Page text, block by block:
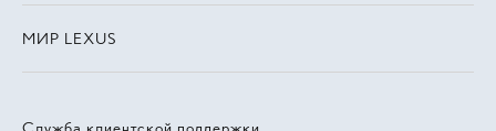
МИР LEXUS